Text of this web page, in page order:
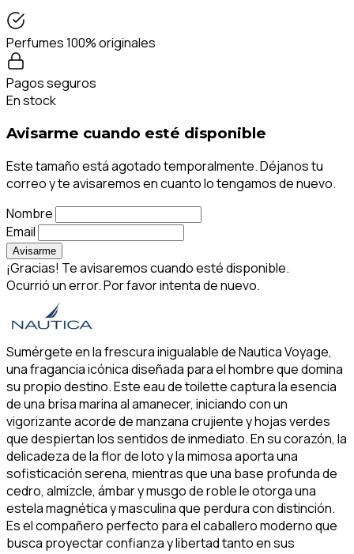
Perfumes 100% originales
Pagos seguros
En stock
Avisarme cuando esté disponible
Este tamaño está agotado temporalmente. Déjanos tu
correo y te avisaremos en cuanto lo tengamos de nuevo.
Nombre
Email
Avisarme
¡Gracias! Te avisaremos cuando esté disponible.
Ocurrió un error. Por favor intenta de nuevo.
Sumérgete en la frescura inigualable de Nautica Voyage,
una fragancia icónica diseñada para el hombre que domina
su propio destino. Este eau de toilette captura la esencia
de una brisa marina al amanecer, iniciando con un
vigorizante acorde de manzana crujiente y hojas verdes
que despiertan los sentidos de inmediato. En su corazón, la
delicadeza de la flor de loto y la mimosa aporta una
sofisticación serena, mientras que una base profunda de
cedro, almizcle, ámbar y musgo de roble le otorga una
estela magnética y masculina que perdura con distinción.
Es el compañero perfecto para el caballero moderno que
busca proyectar confianza y libertad tanto en sus